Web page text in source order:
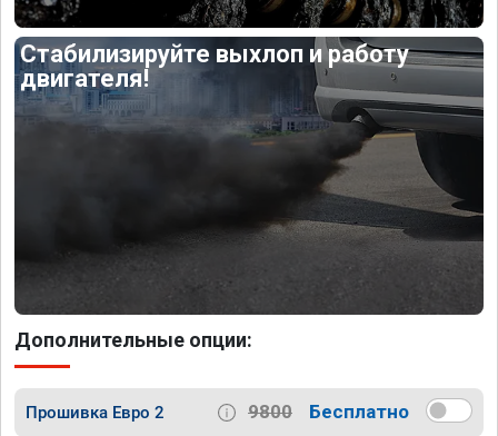
Стабилизируйте выхлоп и работу
двигателя!
Дополнительные опции:
Прошивка Евро 2 9800 Бесплатно